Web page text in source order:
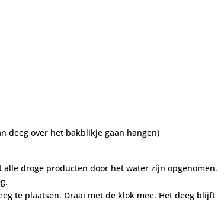
deeg over het bakblikje gaan hangen)
droge producten door het water zijn opgenomen.
te plaatsen. Draai met de klok mee. Het deeg blijft